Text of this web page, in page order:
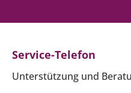
Service-Telefon
Unterstützung und